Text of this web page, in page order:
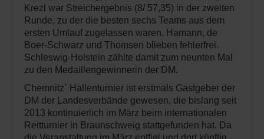
Krezl war Streichergebnis (8/ 57,35) in der zweiten
Runde, zu der die besten sechs Teams aus dem
ersten Umlauf zugelassen waren. Hamann, de
Boer-Schwarz und Thomsen blieben fehlerfrei.
Schleswig-Holstein zählte damit zum neunten Mal
zu den Medaillengewinnerin der DM.
Chemnitz` Hallenturnier ist erstmals Gastgeber der
DM der Landesverbände gewesen, die bislang seit
2013 kontinuierlich im März beim internationalen
Reitturnier in Braunschweig stattgefunden hat. Da